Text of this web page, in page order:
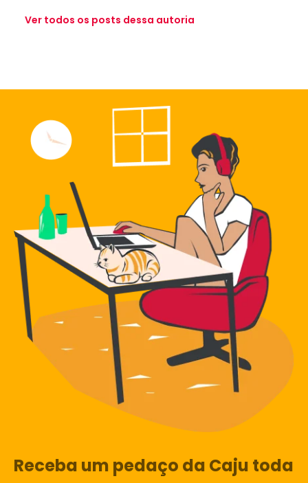
Ver todos os posts dessa autoria
Receba um pedaço da Caju toda